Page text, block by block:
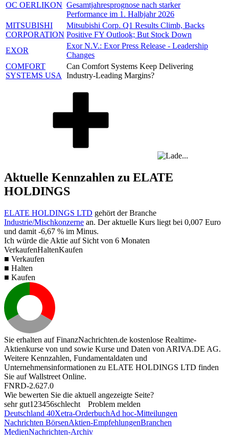
OC OERLIKON Gesamtjahresprognose nach starker
Performance im 1. Halbjahr 2026
MITSUBISHI
CORPORATION
Mitsubishi Corp. Q1 Results Climb, Backs
Positive FY Outlook; But Stock Down
EXOR
Exor N.V.: Exor Press Release - Leadership
Changes
COMFORT
SYSTEMS USA
Can Comfort Systems Keep Delivering
Industry-Leading Margins?
Aktuelle Kennzahlen zu ELATE
HOLDINGS
ELATE HOLDINGS LTD gehört der Branche
Industrie/Mischkonzerne an. Der aktuelle Kurs liegt bei 0,007 Euro
und damit -6,67 % im Minus.
Ich würde die Aktie auf Sicht von 6 Monaten
VerkaufenHaltenKaufen
■ Verkaufen
■ Halten
■ Kaufen
Sie erhalten auf FinanzNachrichten.de kostenlose Realtime-
Aktienkurse von und sowie Kurse und Daten von ARIVA.DE AG.
Weitere Kennzahlen, Fundamentaldaten und
Unternehmensinformationen zu ELATE HOLDINGS LTD finden
Sie aufWallstreet Online.
FNRD-2.627.0
Wie bewerten Sie die aktuell angezeigte Seite?
sehr gut1 23456schlecht
Problem melden
Deutschland 40Xetra-OrderbuchAd hoc-Mitteilungen
Nachrichten BörsenAktien-EmpfehlungenBranchen
MedienNachrichten-Archiv